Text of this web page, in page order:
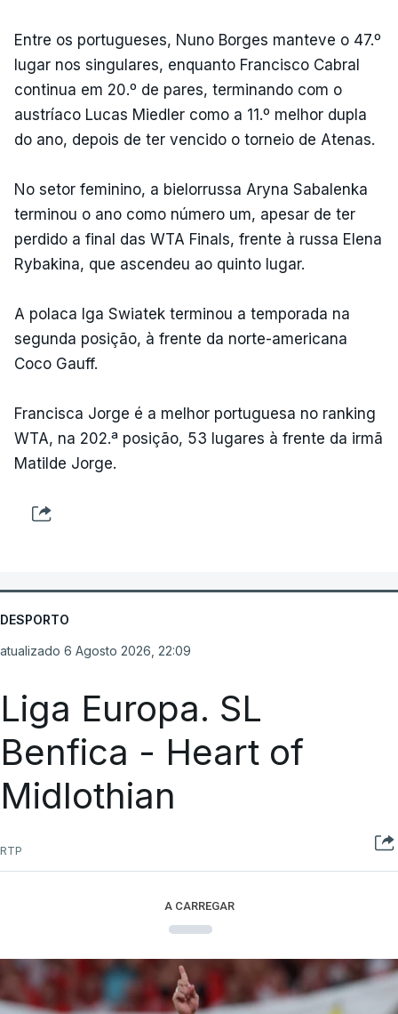
Entre os portugueses, Nuno Borges manteve o 47.º
lugar nos singulares, enquanto Francisco Cabral
continua em 20.º de pares, terminando com o
austríaco Lucas Miedler como a 11.º melhor dupla
do ano, depois de ter vencido o torneio de Atenas.
No setor feminino, a bielorrussa Aryna Sabalenka
terminou o ano como número um, apesar de ter
perdido a final das WTA Finals, frente à russa Elena
Rybakina, que ascendeu ao quinto lugar.
A polaca Iga Swiatek terminou a temporada na
segunda posição, à frente da norte-americana
Coco Gauff.
Francisca Jorge é a melhor portuguesa no ranking
WTA, na 202.ª posição, 53 lugares à frente da irmã
Matilde Jorge.
DESPORTO
atualizado 6 Agosto 2026, 22:09
Liga Europa. SL
Benfica - Heart of
Midlothian
RTP
A CARREGAR